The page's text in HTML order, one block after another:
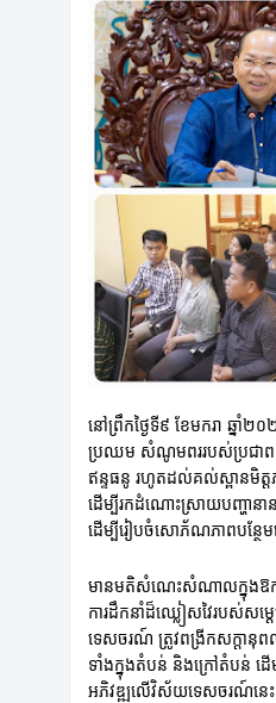
នៅព្រឹកថ្ងៃទី៩ ខែមករា ឆ្ន
ប្រឈម សំណូមពររបស់ប្រជាពល
ឥន្ទធនូ រហូតដល់គល់ស្ពានមិត្តភ
ដើម្បីរកដំណោះស្រាយបញ្ហាន
ដើម្បីរៀបចំសោភ័ណភាពបន្ថែ
មានមតិសំណេះសំណាលក្នុងឱក
ការដឹកនាំដ៏ឈ្លៀសវៃរបស់សម្
ទេសចរណ៍ ត្រូវពង្រីកសក្តានុព
ទាំងក្នុងតំបន់ និងក្រៅតំបន់ ដើ
អភិវឌ្ឍលើវិស័យទេសចរណ៍នេះ